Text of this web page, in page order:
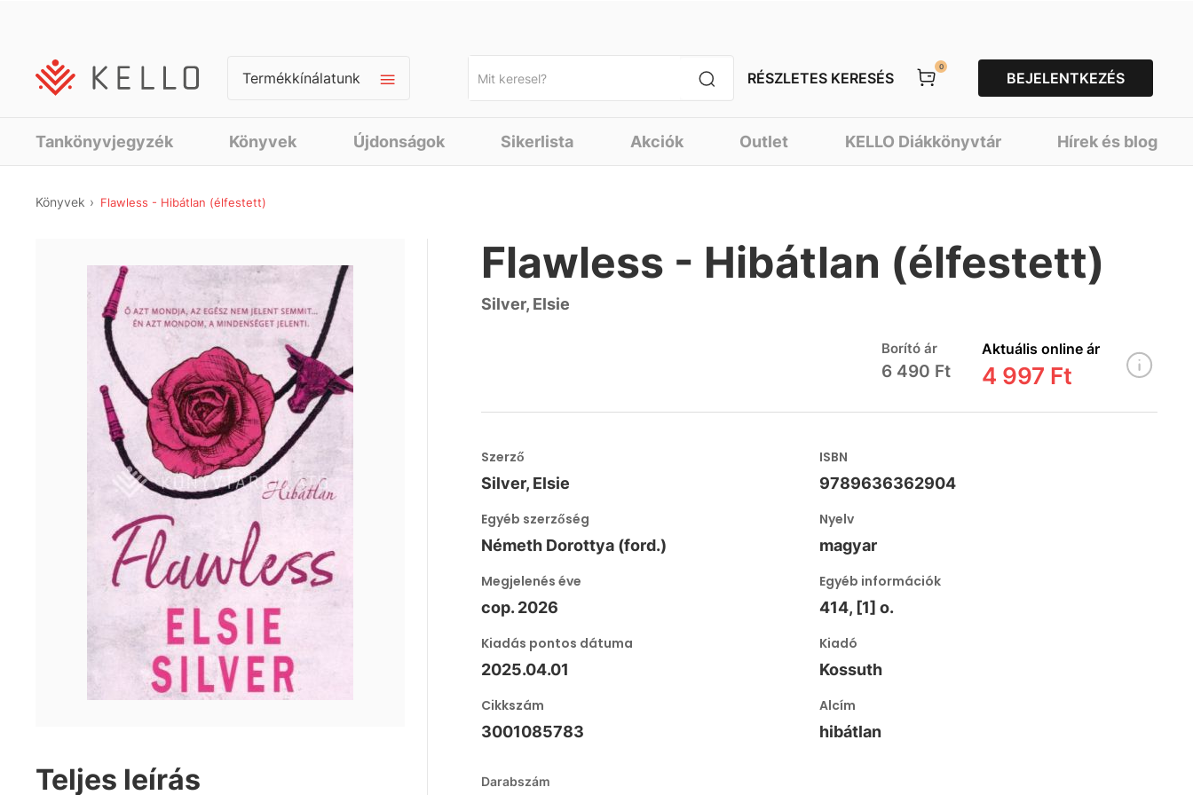
Termékkínálatunk RÉSZLETES KERESÉS
0
BEJELENTKEZÉS
Tankönyvjegyzék Könyvek Újdonságok Sikerlista Akciók Outlet KELLO Diákkönyvtár Hírek és blog
Könyvek Flawless - Hibátlan (élfestett)
Teljes leírás
Flawless - Hibátlan (élfestett)
Silver, Elsie
Borító ár
6 490 Ft
Aktuális online ár
4 997 Ft
Szerző
Silver, Elsie
ISBN
9789636362904
Egyéb szerzőség
Németh Dorottya (ford.)
Nyelv
magyar
Megjelenés éve
cop. 2026
Egyéb információk
414, [1] o.
Kiadás pontos dátuma
2025.04.01
Kiadó
Kossuth
Cikkszám
3001085783
Alcím
hibátlan
Darabszám